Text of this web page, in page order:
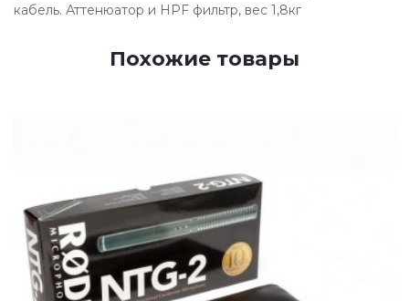
кабель. Аттенюатор и HPF фильтр, вес 1,8кг
Похожие товары